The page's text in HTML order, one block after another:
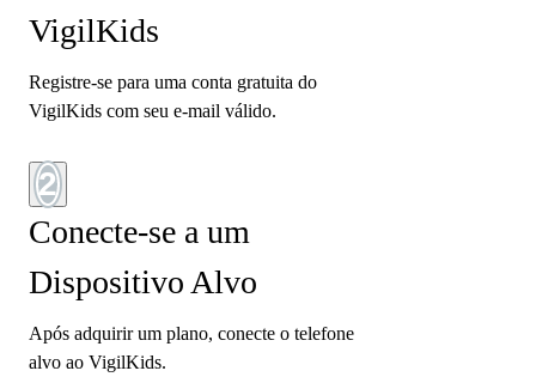
VigilKids
Registre-se para uma conta gratuita do
VigilKids com seu e-mail válido.
2
Conecte-se a um
Dispositivo Alvo
Após adquirir um plano, conecte o telefone
alvo ao VigilKids.